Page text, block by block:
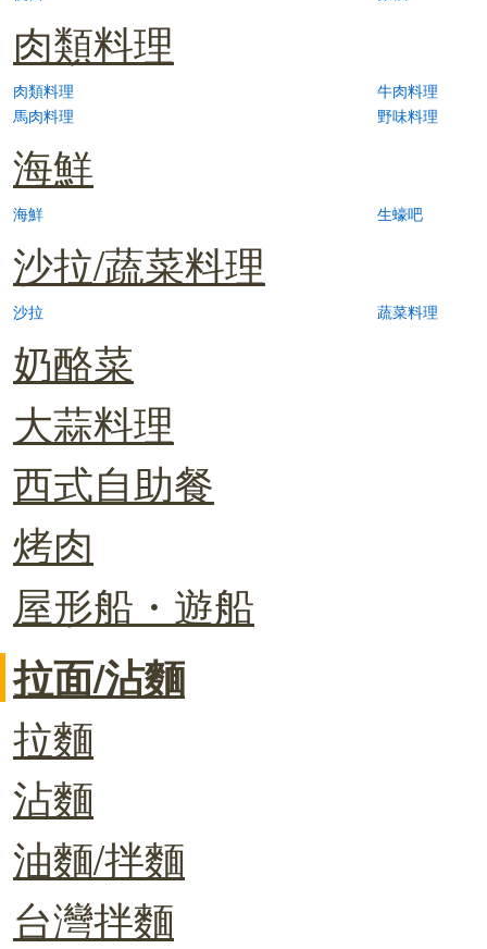
肉類料理
肉類料理
牛肉料理
馬肉料理
野味料理
海鮮
海鮮 生蠔吧
沙拉/蔬菜料理
沙拉 蔬菜料理
奶酪菜
大蒜料理
西式自助餐
烤肉
屋形船・遊船
拉面/沾麵
拉麵
沾麵
油麵/拌麵
台灣拌麵